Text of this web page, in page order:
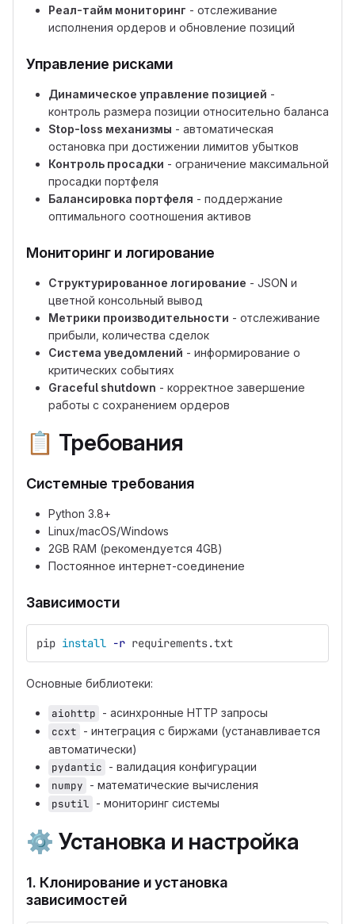
Реал-тайм мониторинг - отслеживание
исполнения ордеров и обновление позиций
Управление рисками
Динамическое управление позицией -
контроль размера позиции относительно баланса
Stop-loss механизмы - автоматическая
остановка при достижении лимитов убытков
Контроль просадки - ограничение максимальной
просадки портфеля
Балансировка портфеля - поддержание
оптимального соотношения активов
Мониторинг и логирование
Структурированное логирование - JSON и
цветной консольный вывод
Метрики производительности - отслеживание
прибыли, количества сделок
Система уведомлений - информирование о
критических событиях
Graceful shutdown - корректное завершение
работы с сохранением ордеров
📋 Требования
Системные требования
Python 3.8+
Linux/macOS/Windows
2GB RAM (рекомендуется 4GB)
Постоянное интернет-соединение
Зависимости
pip install -r requirements.txt
Основные библиотеки:
aiohttp - асинхронные HTTP запросы
ccxt - интеграция с биржами (устанавливается
автоматически)
pydantic - валидация конфигурации
numpy - математические вычисления
psutil - мониторинг системы
⚙️ Установка и настройка
1. Клонирование и установка
зависимостей